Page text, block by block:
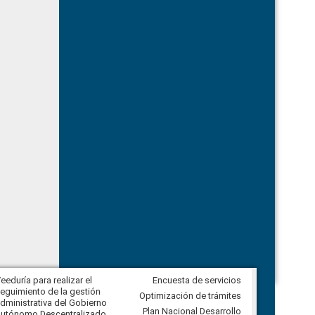
para realizar el
de la gestión
del Gobierno
Veeduría para vigilar los acuerdos,
derivados de la Audiencia Pública
entre el GAD de Ibarra y la
Encuesta de servicios
Optimización de trámites
Plan Nacional Desarrollo